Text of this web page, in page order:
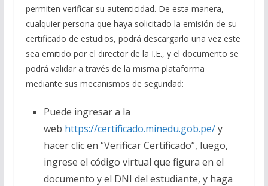
permiten verificar su autenticidad. De esta manera,
cualquier persona que haya solicitado la emisión de su
certificado de estudios, podrá descargarlo una vez este
sea emitido por el director de la I.E., y el documento se
podrá validar a través de la misma plataforma
mediante sus mecanismos de seguridad:
Puede ingresar a la
web https://certificado.minedu.gob.pe/y
hacer clic en “Verificar Certificado”, luego,
ingrese el código virtual que figura en el
documento y el DNI del estudiante, y haga